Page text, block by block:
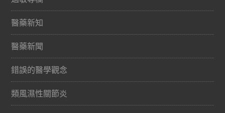
醫藥新知
醫藥新聞
錯誤的醫學觀念
類風濕性關節炎